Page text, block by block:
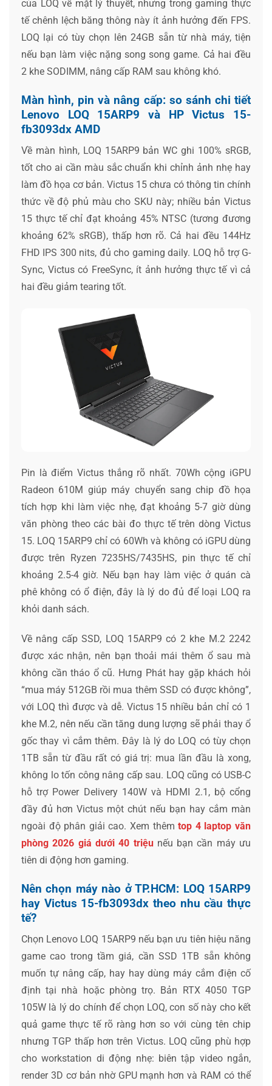
của LOQ về mặt lý thuyết, nhưng trong gaming thực
tế chênh lệch băng thông này ít ảnh hưởng đến FPS.
LOQ lại có tùy chọn lên 24GB sẵn từ nhà máy, tiện
nếu bạn làm việc nặng song song game. Cả hai đều
2 khe SODIMM, nâng cấp RAM sau không khó.
Màn hình, pin và nâng cấp: so sánh chi tiết
Lenovo LOQ 15ARP9 và HP Victus 15-
fb3093dx AMD
Về màn hình, LOQ 15ARP9 bản WC ghi 100% sRGB,
tốt cho ai cần màu sắc chuẩn khi chỉnh ảnh nhẹ hay
làm đồ họa cơ bản. Victus 15 chưa có thông tin chính
thức về độ phủ màu cho SKU này; nhiều bản Victus
15 thực tế chỉ đạt khoảng 45% NTSC (tương đương
khoảng 62% sRGB), thấp hơn rõ. Cả hai đều 144Hz
FHD IPS 300 nits, đủ cho gaming daily. LOQ hỗ trợ G-
Sync, Victus có FreeSync, ít ảnh hưởng thực tế vì cả
hai đều giảm tearing tốt.
Pin là điểm Victus thắng rõ nhất. 70Wh cộng iGPU
Radeon 610M giúp máy chuyển sang chip đồ họa
tích hợp khi làm việc nhẹ, đạt khoảng 5-7 giờ dùng
văn phòng theo các bài đo thực tế trên dòng Victus
15. LOQ 15ARP9 chỉ có 60Wh và không có iGPU dùng
được trên Ryzen 7235HS/7435HS, pin thực tế chỉ
khoảng 2.5-4 giờ. Nếu bạn hay làm việc ở quán cà
phê không có ổ điện, đây là lý do đủ để loại LOQ ra
khỏi danh sách.
Về nâng cấp SSD, LOQ 15ARP9 có 2 khe M.2 2242
được xác nhận, nên bạn thoải mái thêm ổ sau mà
không cần tháo ổ cũ. Hưng Phát hay gặp khách hỏi
“mua máy 512GB rồi mua thêm SSD có được không”,
với LOQ thì được và dễ. Victus 15 nhiều bản chỉ có 1
khe M.2, nên nếu cần tăng dung lượng sẽ phải thay ổ
gốc thay vì cắm thêm. Đây là lý do LOQ có tùy chọn
1TB sẵn từ đầu rất có giá trị: mua lần đầu là xong,
không lo tốn công nâng cấp sau. LOQ cũng có USB-C
hỗ trợ Power Delivery 140W và HDMI 2.1, bộ cổng
đầy đủ hơn Victus một chút nếu bạn hay cắm màn
ngoài độ phân giải cao. Xem thêmtop 4 laptop văn
phòng 2026 giá dưới 40 triệunếu bạn cần máy ưu
tiên di động hơn gaming.
Nên chọn máy nào ở TP.HCM: LOQ 15ARP9
hay Victus 15-fb3093dx theo nhu cầu thực
tế?
Chọn Lenovo LOQ 15ARP9 nếu bạn ưu tiên hiệu năng
game cao trong tầm giá, cần SSD 1TB sẵn không
muốn tự nâng cấp, hay hay dùng máy cắm điện cố
định tại nhà hoặc phòng trọ. Bản RTX 4050 TGP
105W là lý do chính để chọn LOQ, con số này cho kết
quả game thực tế rõ ràng hơn so với cùng tên chip
nhưng TGP thấp hơn trên Victus. LOQ cũng phù hợp
cho workstation di động nhẹ: biên tập video ngắn,
render 3D cơ bản nhờ GPU mạnh hơn và RAM có thể